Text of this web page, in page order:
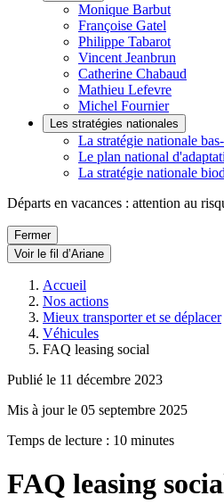
Monique Barbut
Françoise Gatel
Philippe Tabarot
Vincent Jeanbrun
Catherine Chabaud
Mathieu Lefevre
Michel Fournier
Les stratégies nationales
La stratégie nationale
Le plan national
La stratégie nationale
Départs en vacances : attention au
Fermer
Voir le fil d’Ariane
Accueil
Nos actions
Mieux transporter et se déplacer
Véhicules
FAQ leasing social
Publié le 11 décembre 2023
Mis à jour le 05 septembre 2025
Temps de lecture : 10 minutes
FAQ leasing